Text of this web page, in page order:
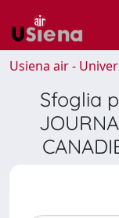
Usiena air -
Sfoglia